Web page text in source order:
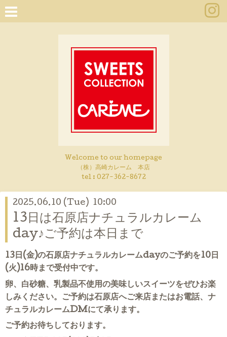
Welcome to our homepage
（株）高崎カレーム 本店
tel : 027-362-8672
2025.06.10 (Tue) 10:00
13日は石原店ナチュラルカレーム
day♪ご予約は本日まで
13日(金)の石原店ナチュラルカレームdayのご予約を10日
(火)16時まで受付中です。
卵、白砂糖、乳製品不使用の美味しいスイーツをぜひお楽
しみください。ご予約は石原店へご来店またはお電話、ナ
チュラルカレームDMにて承ります。
ご予約お待ちしております。